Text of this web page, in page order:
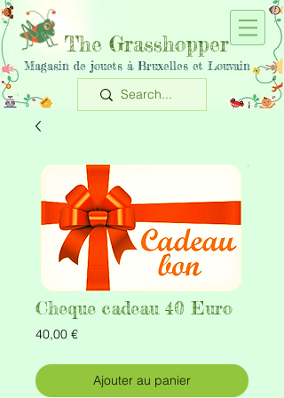
The Grasshopper
Magasin de jouets à Bruxelles et Louvain
Cheque cadeau 40 Euro
40,00 €Prix
Ajouter au panier